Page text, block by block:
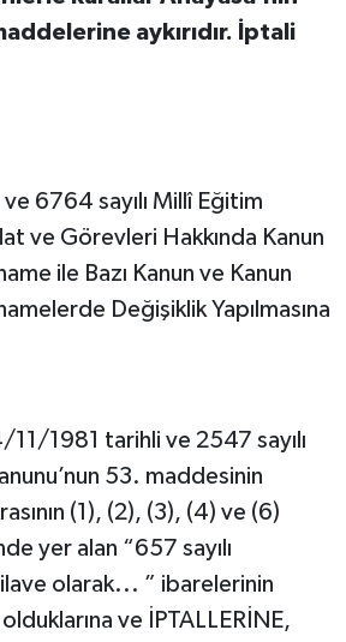
aykırıdır. İptali
6764 sayılı Millî Eğitim
ve Görevleri Hakkında Kanun
ile Bazı Kanun ve Kanun
Değişiklik Yapılmasına
1981 tarihli ve 2547 sayılı
53. maddesinin
(1), (2), (3), (4) ve (6)
yer alan “657 sayılı
olarak... ” ibarelerinin
olduklarına ve İPTALLERİNE,